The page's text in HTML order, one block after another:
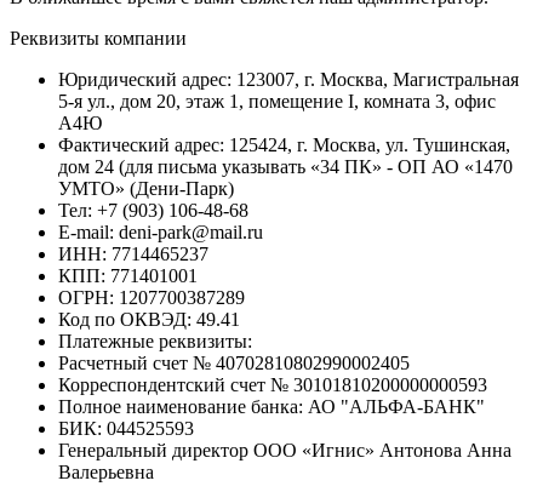
Реквизиты компании
Юридический адрес: 123007, г. Москва, Магистральная
5-я ул., дом 20, этаж 1, помещение I, комната 3, офис
А4Ю
Фактический адрес: 125424, г. Москва, ул. Тушинская,
дом 24 (для письма указывать «34 ПК» - ОП АО «1470
УМТО» (Дени-Парк)
Тел: +7 (903) 106-48-68
E-mail: deni-park@mail.ru
ИНН: 7714465237
КПП: 771401001
ОГРН: 1207700387289
Код по ОКВЭД: 49.41
Платежные реквизиты:
Расчетный счет № 40702810802990002405
Корреспондентский счет № 30101810200000000593
Полное наименование банка: АО "АЛЬФА-БАНК"
БИК: 044525593
Генеральный директор ООО «Игнис» Антонова Анна
Валерьевна